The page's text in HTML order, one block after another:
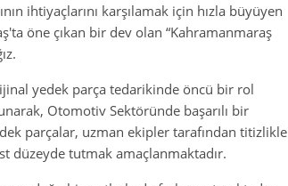
ihtiyaçlarını karşılamak için hızla büyüyen
öne çıkan bir dev olan “Kahramanmaraş
yedek parça tedarikinde öncü bir rol
Otomotiv Sektöründe başarılı bir
parçalar, uzman ekipler tarafından titizlikle
düzeyde tutmak amaçlanmaktadır.